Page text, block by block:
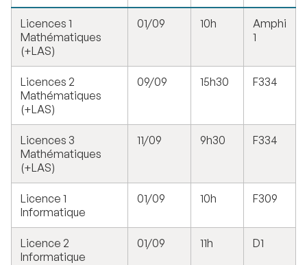
Licences 1
Mathématiques
(+LAS)
01/09 10h
Amphi
1
Licences 2
Mathématiques
(+LAS)
09/09 15h30 F334
Licences 3
Mathématiques
(+LAS)
11/09 9h30 F334
Licence 1
Informatique
01/09 10h F309
Licence 2
Informatique
01/09 11h D1